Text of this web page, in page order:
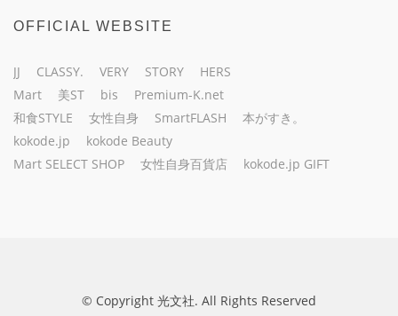
OFFICIAL WEBSITE
JJ CLASSY. VERY STORY
HERS
Mart
美ST bis
Premium-K.net
和食STYLE
女性自身 SmartFLASH
本がすき。
kokode.jp
kokode Beauty
Mart SELECT SHOP
女性自身百貨店 kokode.jp GIFT
© Copyright 光文社. All Rights Reserved